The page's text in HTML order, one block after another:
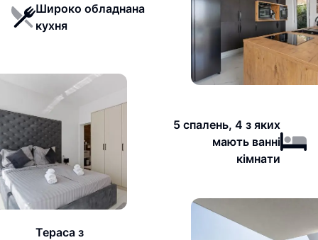
Широко обладнана
кухня
5 спалень, 4 з яких
мають ванні
кімнати
Тераса з